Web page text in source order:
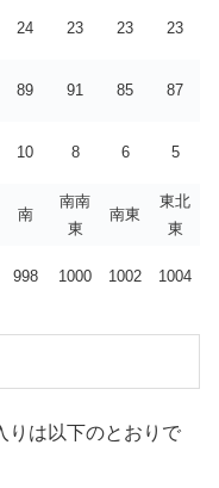
24 23 23 23
89 91 85 87
10 8 6 5
南
南南
東
南東
東北
東
998 1000 1002 1004
りは以下のとおりで